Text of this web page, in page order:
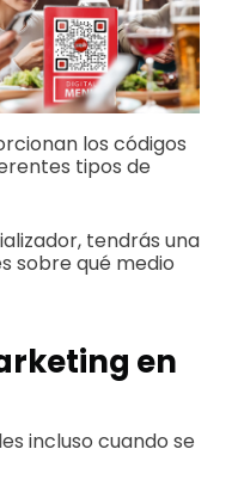
los códigos
tipos de
tendrás una
sobre qué medio
en
incluso cuando se